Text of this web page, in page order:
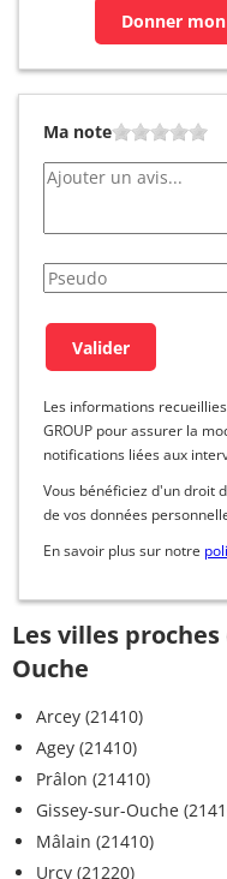
Donner
Ma note
Les informations
GROUP pour assurer la
notifications liées aux
Vous bénéficiez d'un droit
de vos données
En savoir plus sur notre
Les villes
Ouche
Arcey (21410)
Agey (21410)
Prâlon (21410)
Gissey-sur-Ouche
Mâlain (21410)
Urcy (21220)